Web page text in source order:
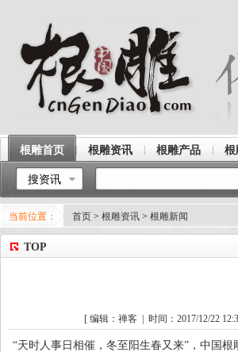
根雕首页 根雕资讯 根雕产品 根
搜资讯
当前位置： 首页 > 根雕资讯 > 根雕新闻
TOP
[ 编辑：禅客 | 时间：2017/12/22
“天时人事日相催，冬至阳生春又来”，中国